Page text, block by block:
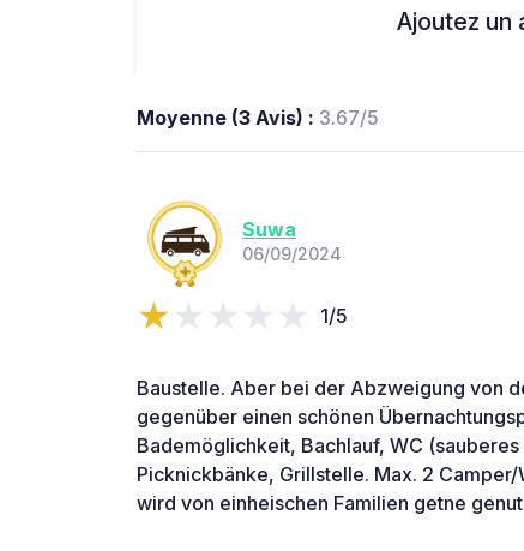
Ajoutez un
Moyenne (3 Avis) : 3.67/5
Suwa
06/09/2024
1/5
Baustelle. Aber bei der Abzweigung von
gegenüber einen schönen
Bademöglichkeit, Bachlauf, WC
Picknickbänke, Grillstelle. Max. 2
wird von einheischen Familien getne